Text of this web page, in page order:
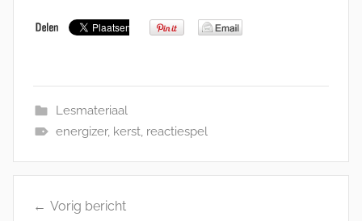
Lesmateriaal
energizer, kerst, reactiespel
Vorig bericht